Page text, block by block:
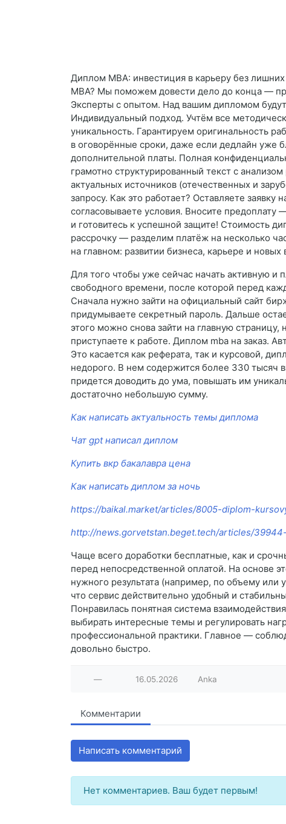
Диплом MBA: инвестиция в карьеру без
MBA? Мы поможем довести дело до конца —
Эксперты с опытом. Над вашим дипломом
Индивидуальный подход. Учтём все
уникальность. Гарантируем оригинальность
в оговорённые сроки, даже если дедлайн уже
дополнительной платы. Полная
грамотно структурированный текст с
актуальных источников (отечественных и
запросу. Как это работает? Оставляете
согласовываете условия. Вносите
и готовитесь к успешной защите! Стоимость
рассрочку — разделим платёж на несколько
на главном: развитии бизнеса, карьере и
Для того чтобы уже сейчас начать активную
свободного времени, после которой перед
Сначала нужно зайти на официальный сайт
придумываете секретный пароль. Дальше
этого можно снова зайти на главную
приступаете к работе. Диплом mba на заказ.
Это касается как реферата, так и курсовой,
недорого. В нем содержится более 330 тысяч
придется доводить до ума, повышать им
достаточно небольшую сумму.
Как написать актуальность темы диплома
Чат gpt написал диплом
Купить вкр бакалавра цена
Как написать диплом за ночь
https://baikal.market/articles/8005-diplom-
http://news.gorvetstan.beget.tech/articles/
Чаще всего доработки бесплатные, как и
перед непосредственной оплатой. На основе
нужного результата (например, по объему
что сервис действительно удобный и
Понравилась понятная система
выбирать интересные темы и регулировать
профессиональной практики. Главное —
довольно быстро.
— 16.05.2026 Anka
Комментарии
Написать комментарий
Нет комментариев. Ваш будет первым!